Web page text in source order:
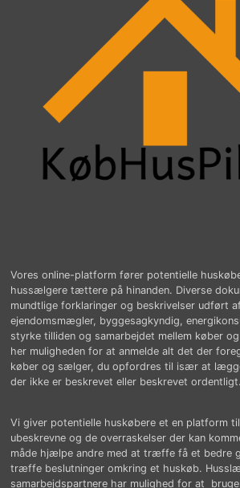
Vores online-platform fører potentielle
hussælgere tættere på hinanden. Diverse
mundtlige forklaringer og beskrivelser udført
ejendomsmægler, byggesagkyndig,
styrke tilliden og samarbejdet mellem køber
her muligheden for at anmelde alt det der
køber og sælger, du opfordres til især at
der ikke er beskrevet eller beskrevet ordentligt.
Vi giver potentielle huskøbere et en platform
ubeskrevne og de overraskelser der kan
måde hjælpe andre med at træffe få et bedre
træffe beslutninger omkring et huskøb.
samarbejdspartnere har mulighed for at